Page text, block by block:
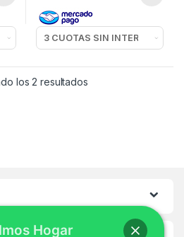
los 2 resultados
Hogar